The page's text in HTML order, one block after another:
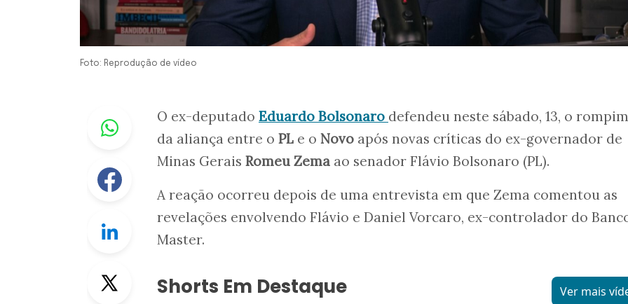
Foto: Reprodução de vídeo
Whastapp
Facebook
Linkedin
O ex-deputado Eduardo Bolsonaro defendeu neste sábado, 13, o
da aliança entre o PL e o Novo após novas críticas do ex-governador de
Minas Gerais Romeu Zema ao senador Flávio Bolsonaro (PL).
A reação ocorreu depois de uma entrevista em que Zema comentou as
revelações envolvendo Flávio e Daniel Vorcaro, ex-controlador do
Master.
Shorts Em Destaque Ver mais